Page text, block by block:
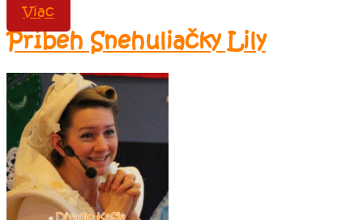
Viac
Príbeh Snehuliačky Lily